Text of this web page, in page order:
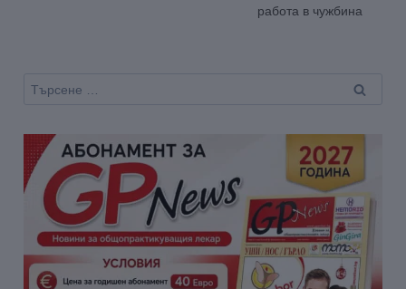
работа в чужбина
Търсене